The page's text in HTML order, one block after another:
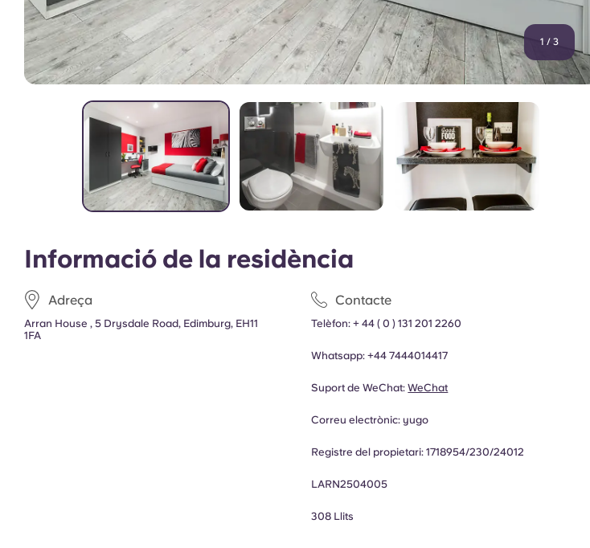
1 / 3
Informació de la residència
Adreça
Arran House , 5 Drysdale Road, Edimburg, EH11
1FA
Contacte
Telèfon:+ 44 ( 0 ) 131 201 2260
Whatsapp:+447444014417
Suport de WeChat: WeChat
Correu electrònic: yugo
Registre del propietari:1718954/230/24012
LARN2504005
308 Llits